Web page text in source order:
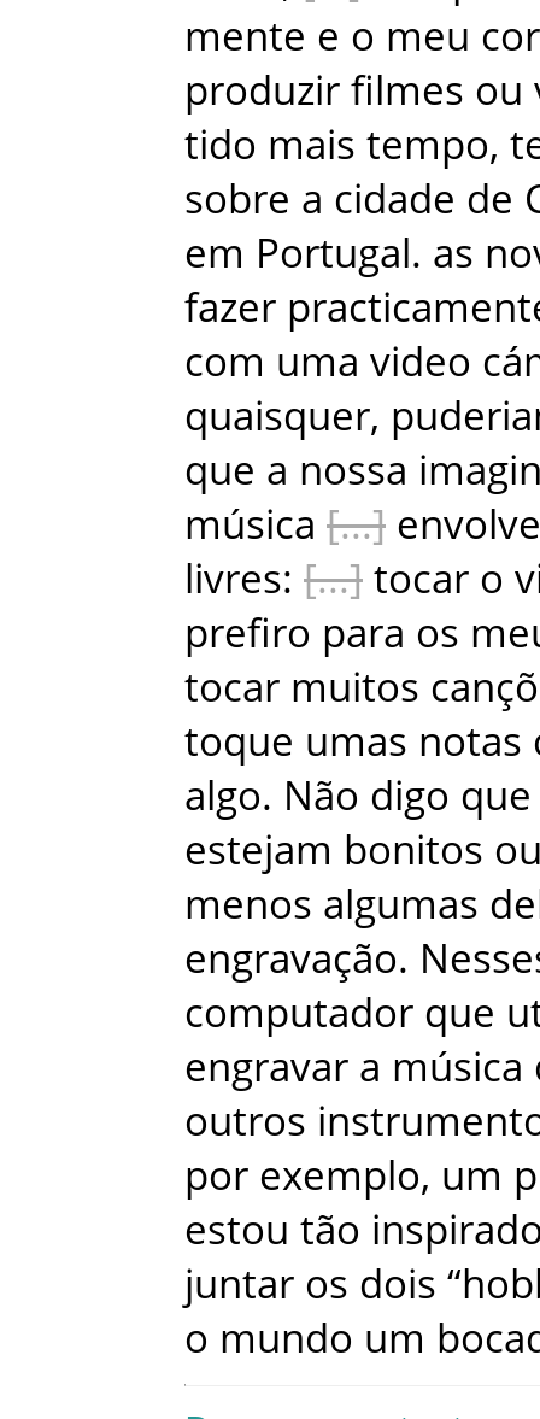
mente e o meu
produzir filmes ou
tido mais tempo,
sobre a cidade de
em Portugal. as
fazer
com uma video
quaisquer,
que a nossa
música
envolve
livres: tocar o
prefiro para os
tocar muitos
toque umas notas
algo. Não digo que
estejam bonitos
menos algumas
engravação.
computador que
engravar a música
outros
por exemplo, um
estou tão
juntar os dois “
o mundo um